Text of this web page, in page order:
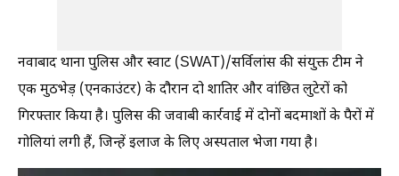
नवाबाद थाना पुलिस और स्वाट (SWAT)/सर्विलांस की संयुक्त टीम ने
एक मुठभेड़ (एनकाउंटर) के दौरान दो शातिर और वांछित लुटेरों को
गिरफ्तार किया है। पुलिस की जवाबी कार्रवाई में दोनों बदमाशों के पैरों में
गोलियां लगी हैं, जिन्हें इलाज के लिए अस्पताल भेजा गया है।